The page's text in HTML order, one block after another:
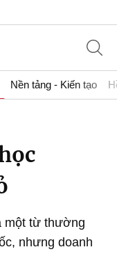
Nền tảng - Kiến tạo
một từ thường
nhưng doanh